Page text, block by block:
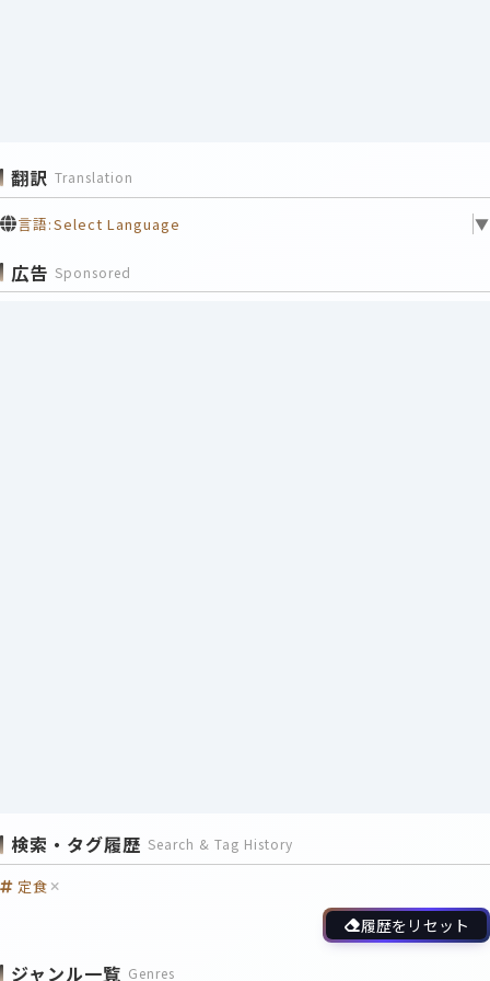
翻訳 Translation
言語:Select Language ▼
広告 Sponsored
検索・タグ履歴 Search & Tag History
定食
履歴をリセット
ジャンル一覧 Genres